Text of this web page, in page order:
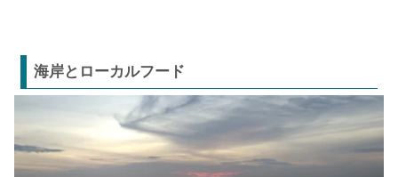
海岸とローカルフード